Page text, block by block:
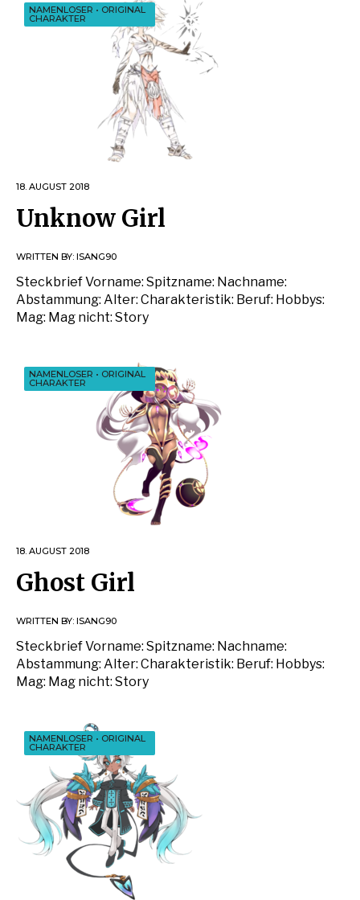
NAMENLOSER • ORIGINAL
CHARAKTER
18. AUGUST 2018
Unknow Girl
WRITTEN BY: ISANG90
Steckbrief Vorname: Spitzname: Nachname:
Abstammung: Alter: Charakteristik: Beruf: Hobbys:
Mag: Mag nicht: Story
NAMENLOSER • ORIGINAL
CHARAKTER
18. AUGUST 2018
Ghost Girl
WRITTEN BY: ISANG90
Steckbrief Vorname: Spitzname: Nachname:
Abstammung: Alter: Charakteristik: Beruf: Hobbys:
Mag: Mag nicht: Story
NAMENLOSER • ORIGINAL
CHARAKTER